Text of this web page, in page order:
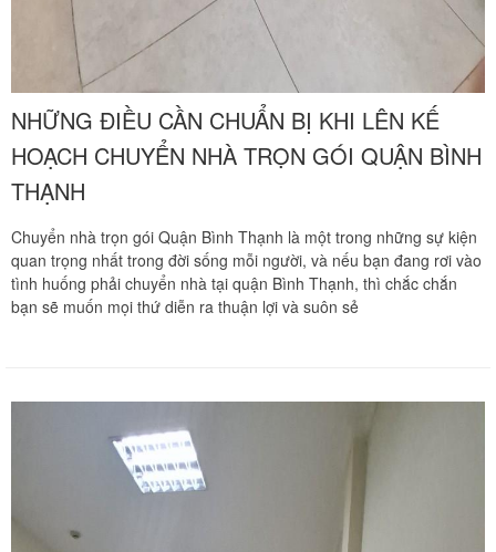
NHỮNG ĐIỀU CẦN CHUẨN BỊ KHI LÊN KẾ
HOẠCH CHUYỂN NHÀ TRỌN GÓI QUẬN BÌNH
THẠNH
Chuyển nhà trọn gói Quận Bình Thạnh là một trong những sự kiện
quan trọng nhất trong đời sống mỗi người, và nếu bạn đang rơi vào
tình huống phải chuyển nhà tại quận Bình Thạnh, thì chắc chắn
bạn sẽ muốn mọi thứ diễn ra thuận lợi và suôn sẻ